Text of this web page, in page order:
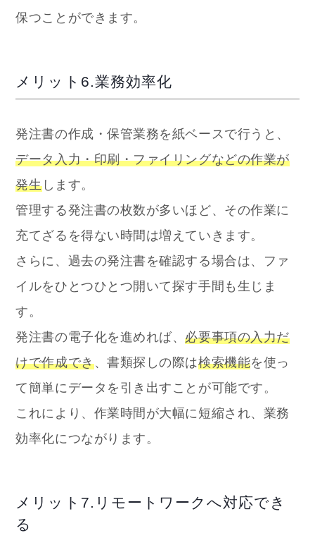
保つことができます。
メリット6.業務効率化
発注書の作成・保管業務を紙ベースで行うと、
データ入力・印刷・ファイリングなどの作業が
発生します。
管理する発注書の枚数が多いほど、その作業に
充てざるを得ない時間は増えていきます。
さらに、過去の発注書を確認する場合は、ファ
イルをひとつひとつ開いて探す手間も生じま
す。
発注書の電子化を進めれば、必要事項の入力だ
けで作成でき、書類探しの際は検索機能を使っ
て簡単にデータを引き出すことが可能です。
これにより、作業時間が大幅に短縮され、業務
効率化につながります。
メリット7.リモートワークへ対応でき
る